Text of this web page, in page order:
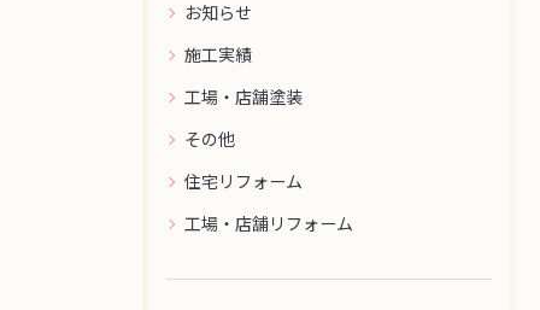
お知らせ
施工実績
工場・店舗塗装
その他
住宅リフォーム
工場・店舗リフォーム